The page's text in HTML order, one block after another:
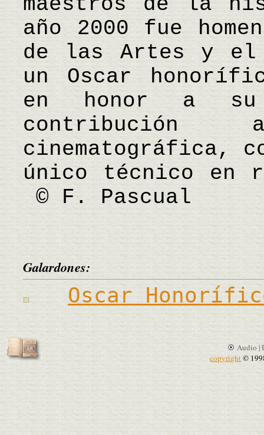
año 2000 fue
de las Artes y el
un Oscar
en honor a su
cinematográfica,
único técnico
© F. Pascual
Galardones:
Oscar
Audio |
copyright©